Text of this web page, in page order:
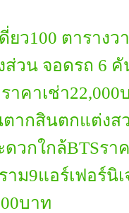
ยว100 ตาราง
ส่วน จอดรถ 6
คาเช่า22,000
ากสินตกแต่งส
วกใกล้BTSรา
าม9แอร์เฟอร์
บาท